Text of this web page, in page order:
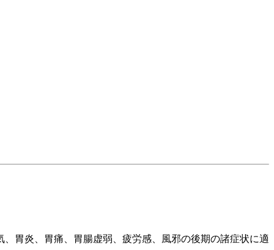
胃炎、胃痛、胃腸虚弱、疲労感、風邪の後期の諸症状に適